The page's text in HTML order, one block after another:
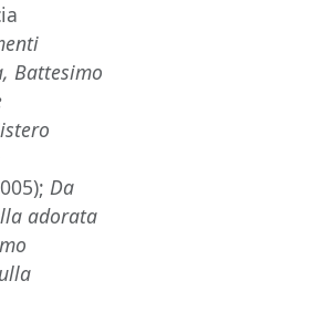
Battesimo
Da
adorata